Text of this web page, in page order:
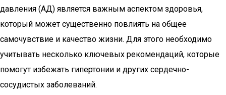
давления (АД) является важным аспектом здоровья,
который может существенно повлиять на общее
самочувствие и качество жизни. Для этого необходимо
учитывать несколько ключевых рекомендаций, которые
помогут избежать гипертонии и других сердечно-
сосудистых заболеваний.